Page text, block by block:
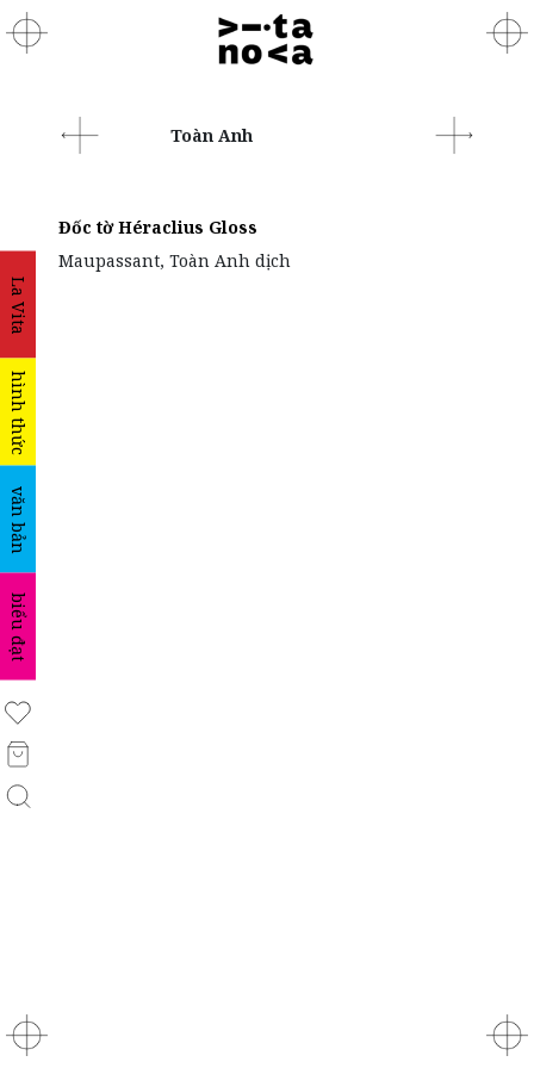
La Vita
hình thức
văn bản
biểu đạt
Toàn Anh
Đốc tờ Héraclius Gloss
Maupassant, Toàn Anh dịch